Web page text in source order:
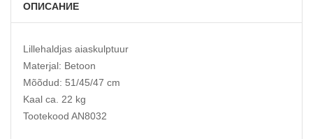
ОПИСАНИЕ
Lillehaldjas aiaskulptuur
Materjal: Betoon
Mõõdud: 51/45/47 cm
Kaal ca. 22 kg
Tootekood AN8032